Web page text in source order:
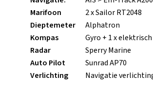
Marifoon
2 x Sailor RT2048
Dieptemeter
Alphatron
Kompas
Gyro + 1 x elektrisch
Radar
Sperry Marine
Auto Pilot
Sunrad AP70
Verlichting
Navigatie